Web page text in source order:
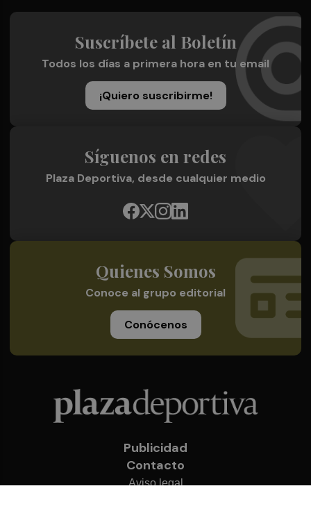
Suscríbete al Boletín
Todos los días a primera hora en tu email
¡Quiero suscribirme!
Síguenos en redes
Plaza Deportiva, desde cualquier medio
Quienes Somos
Conoce al grupo editorial
Conócenos
Publicidad
Contacto
Aviso legal